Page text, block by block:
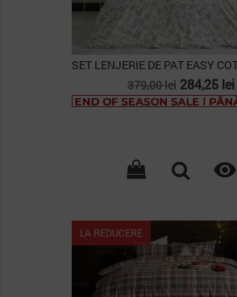
Pret
de
379,00 lei Pret
284,25 lei

LA REDUCERE
Lipsa stoc